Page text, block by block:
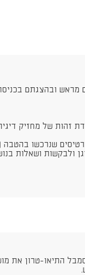
מראש ובהצגתם
זהות של מחזיק
שנרכשו
ולבקשות ושאלות
התיאו-טרון את